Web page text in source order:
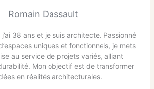
Romain Dassault
j’ai 38 ans et je suis architecte. Passionné
uniques et fonctionnels, je mets
au service de projets variés, alliant
Mon objectif est de transformer
en réalités architecturales.